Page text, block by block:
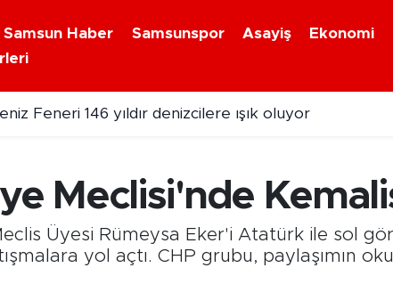
Samsun Haber Samsunspor Asayiş
Ekonomi
Feneri 146 yıldır denizcilere ışık oluyor
Meclisi'nde
Üyesi Rümeysa Eker'i Atatürk ile sol
yol açtı. CHP grubu, paylaşımın